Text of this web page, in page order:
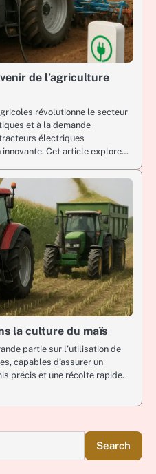
de l’agriculture
révolutionne le secteur
et à la demande
électriques
innovante. Cet article explore…
la culture du maïs
partie sur l’utilisation de
capables d’assurer un
précis et une récolte rapide.
Search